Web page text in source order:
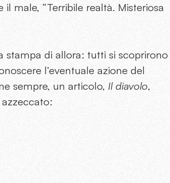
male, “Terribile realtà. Misteriosa
stampa di allora: tutti si scoprirono
l’eventuale azione del
sempre, un articolo, Il diavolo,